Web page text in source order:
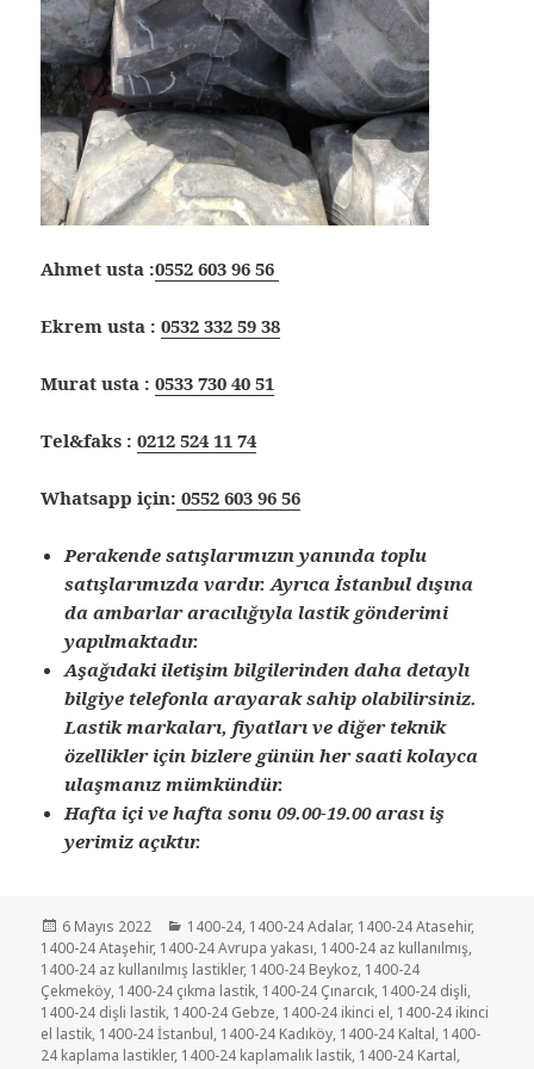
Ahmet usta :0552 603 96 56
Ekrem usta :0532 332 59 38
Murat usta :0533 730 40 51
Tel&faks :0212 524 11 74
Whatsapp için: 0552 603 96 56
Perakende satışlarımızın yanında toplu
satışlarımızda vardır. Ayrıca İstanbul dışına
da ambarlar aracılığıyla lastik gönderimi
yapılmaktadır.
Aşağıdaki iletişim bilgilerinden daha detaylı
bilgiye telefonla arayarak sahip olabilirsiniz.
Lastik markaları, fiyatları ve diğer teknik
özellikler için bizlere günün her saati kolayca
ulaşmanız mümkündür.
Hafta içi ve hafta sonu 09.00-19.00 arası iş
yerimiz açıktır.
Yayın
tarihi
6 Mayıs 2022 Kategoriler
1400-24, 1400-24 Adalar, 1400-24 Atasehir,
1400-24 Ataşehir, 1400-24 Avrupa yakası, 1400-24 az kullanılmış,
1400-24 az kullanılmış lastikler, 1400-24 Beykoz, 1400-24
Çekmeköy, 1400-24 çıkma lastik, 1400-24 Çınarcık, 1400-24 dişli,
1400-24 dişli lastik, 1400-24 Gebze, 1400-24 ikinci el, 1400-24 ikinci
el lastik, 1400-24 İstanbul, 1400-24 Kadıköy, 1400-24 Kaltal, 1400-
24 kaplama lastikler, 1400-24 kaplamalık lastik, 1400-24 Kartal,